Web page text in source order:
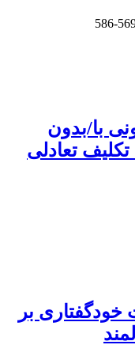
569-
با/بدون
تعادلی
خودگفتاری بر